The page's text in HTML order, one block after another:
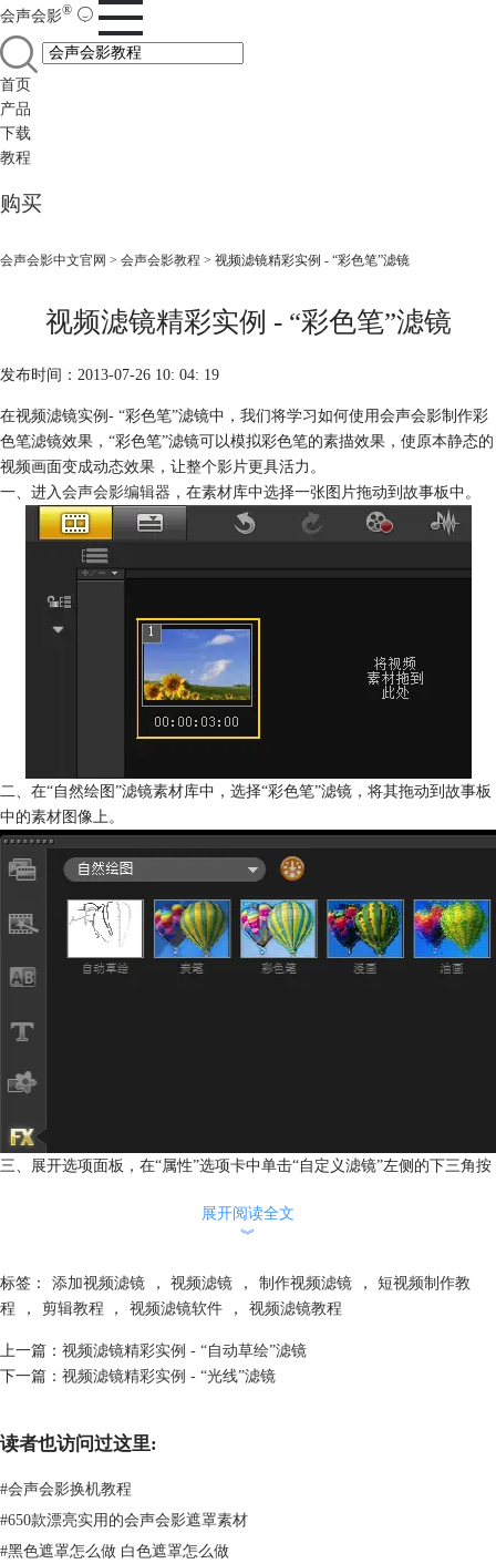
会声会影®
首页
产品
下载
教程
购买
会声会影中文官网 > 会声会影教程 > 视频滤镜精彩实例 - “彩色笔”滤镜
视频滤镜精彩实例 - “彩色笔”滤镜
发布时间：2013-07-26 10: 04: 19
在视频滤镜实例- “彩色笔”滤镜中，我们将学习如何使用会声会影制作彩
色笔滤镜效果，“彩色笔”滤镜可以模拟彩色笔的素描效果，使原本静态的
视频画面变成动态效果，让整个影片更具活力。
一、进入会声会影编辑器 ，在素材库中选择一张图片拖动到故事板中。
二、在“自然绘图”滤镜素材库中，选择“彩色笔”滤镜，将其拖动到故事板
中的素材图像上。
三、展开选项面板，在“属性”选项卡中单击“自定义滤镜”左侧的下三角按
展开阅读全文
︾
标签： 添加视频滤镜 ， 视频滤镜 ， 制作视频滤镜 ，
短视频制作教
程
， 剪辑教程 ， 视频滤镜软件 ， 视频滤镜教程
上一篇： 视频滤镜精彩实例 - “自动草绘”滤镜
下一篇： 视频滤镜精彩实例 - “光线”滤镜
读者也访问过这里:
#会声会影换机教程
#650款漂亮实用的会声会影遮罩素材
#黑色遮罩怎么做 白色遮罩怎么做